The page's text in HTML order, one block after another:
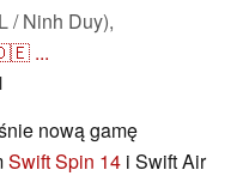
/ Ninh Duy),
...
nową gamę
Swift Spin 14 i Swift Air